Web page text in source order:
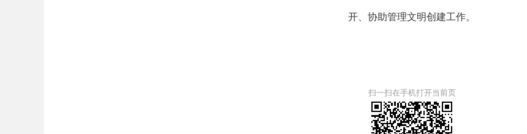
开、协助管理文明创建工作。
扫一扫在手机打开当前页